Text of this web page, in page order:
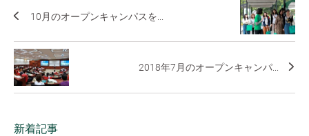
10月のオープンキャンパスを...
2018年7月のオープンキャンパ...
新着記事